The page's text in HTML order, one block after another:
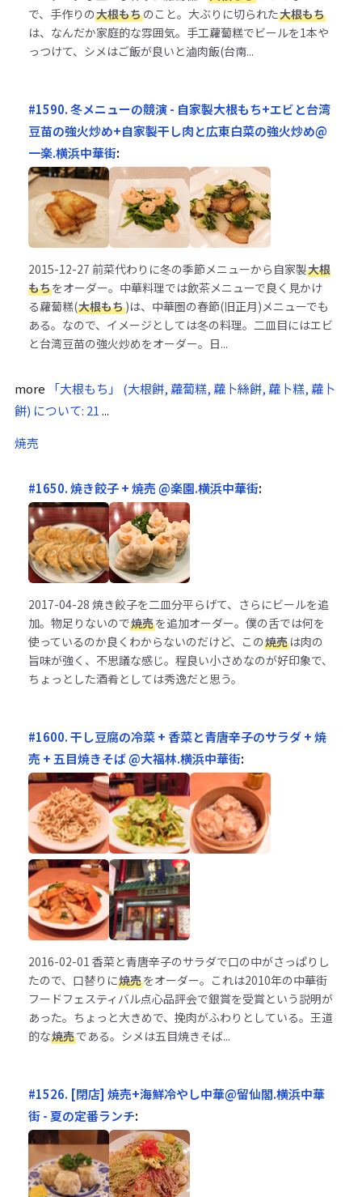
で、手作りの大根もちのこと。大ぶりに切られた大根もち
は、なんだか家庭的な雰囲気。手工蘿蔔糕でビールを1本や
っつけて、シメはご飯が良いと滷肉飯(台南...
#1590. 冬メニューの競演 - 自家製大根もち+エビと台湾
豆苗の強火炒め+自家製干し肉と広東白菜の強火炒め@
一楽.横浜中華街:
2015-12-27 前菜代わりに冬の季節メニューから自家製大根
もちをオーダー。中華料理では飲茶メニューで良く見かけ
る蘿蔔糕(大根もち)は、中華圏の春節(旧正月)メニューでも
ある。なので、イメージとしては冬の料理。二皿目にはエビ
と台湾豆苗の強火炒めをオーダー。日...
more
「大根もち」 (大根餅, 蘿蔔糕, 蘿卜絲餅, 蘿卜糕, 蘿卜
餅) について: 21 ...
焼売
#1650. 焼き餃子 + 焼売 @楽園.横浜中華街:
2017-04-28 焼き餃子を二皿分平らげて、さらにビールを追
加。物足りないので焼売を追加オーダー。僕の舌では何を
使っているのか良くわからないのだけど、この焼売は肉の
旨味が強く、不思議な感じ。程良い小さめなのが好印象で、
ちょっとした酒肴としては秀逸だと思う。
#1600. 干し豆腐の冷菜 + 香菜と青唐辛子のサラダ + 焼
売 + 五目焼きそば @大福林.横浜中華街:
2016-02-01 香菜と青唐辛子のサラダで口の中がさっぱりし
たので、口替りに焼売をオーダー。これは2010年の中華街
フードフェスティバル点心品評会で銀賞を受賞という説明が
あった。ちょっと大きめで、挽肉がふわりとしている。王道
的な焼売である。シメは五目焼きそば...
#1526. [閉店] 焼売+海鮮冷やし中華@留仙閣.横浜中華
街 - 夏の定番ランチ: